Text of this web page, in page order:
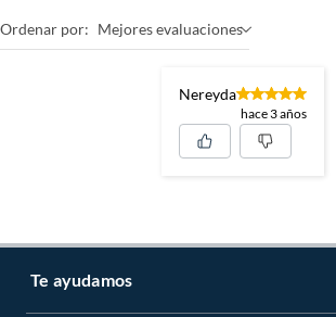
Ordenar por: Mejores evaluaciones
Nereyda
hace 3 años
Te ayudamos